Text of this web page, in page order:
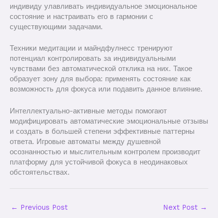
индивиду улавливать индивидуальное эмоциональное
состояние и настраивать его в гармонии с
существующими задачами.
Техники медитации и майндфулнесс тренируют
потенциал контролировать за индивидуальными
чувствами без автоматической отклика на них. Такое
образует зону для выбора: применять состояние как
возможность для фокуса или подавить данное влияние.
Интеллектуально-активные методы помогают
модифицировать автоматические эмоциональные отзывы
и создать в большей степени эффективные паттерны
ответа. Игровые автоматы между душевной
осознанностью и мыслительным контролем производит
платформу для устойчивой фокуса в неодинаковых
обстоятельствах.
← Previous Post Next Post →